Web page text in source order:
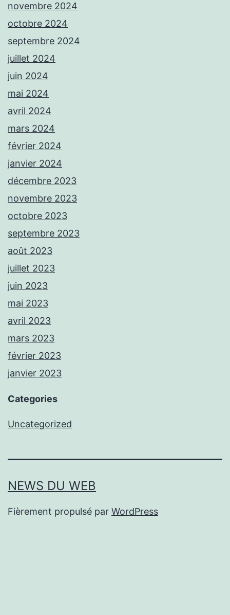
novembre 2024
octobre 2024
septembre 2024
juillet 2024
juin 2024
mai 2024
avril 2024
mars 2024
février 2024
janvier 2024
décembre 2023
novembre 2023
octobre 2023
septembre 2023
août 2023
juillet 2023
juin 2023
mai 2023
avril 2023
mars 2023
février 2023
janvier 2023
Categories
Uncategorized
NEWS DU WEB
Fièrement propulsé par WordPress